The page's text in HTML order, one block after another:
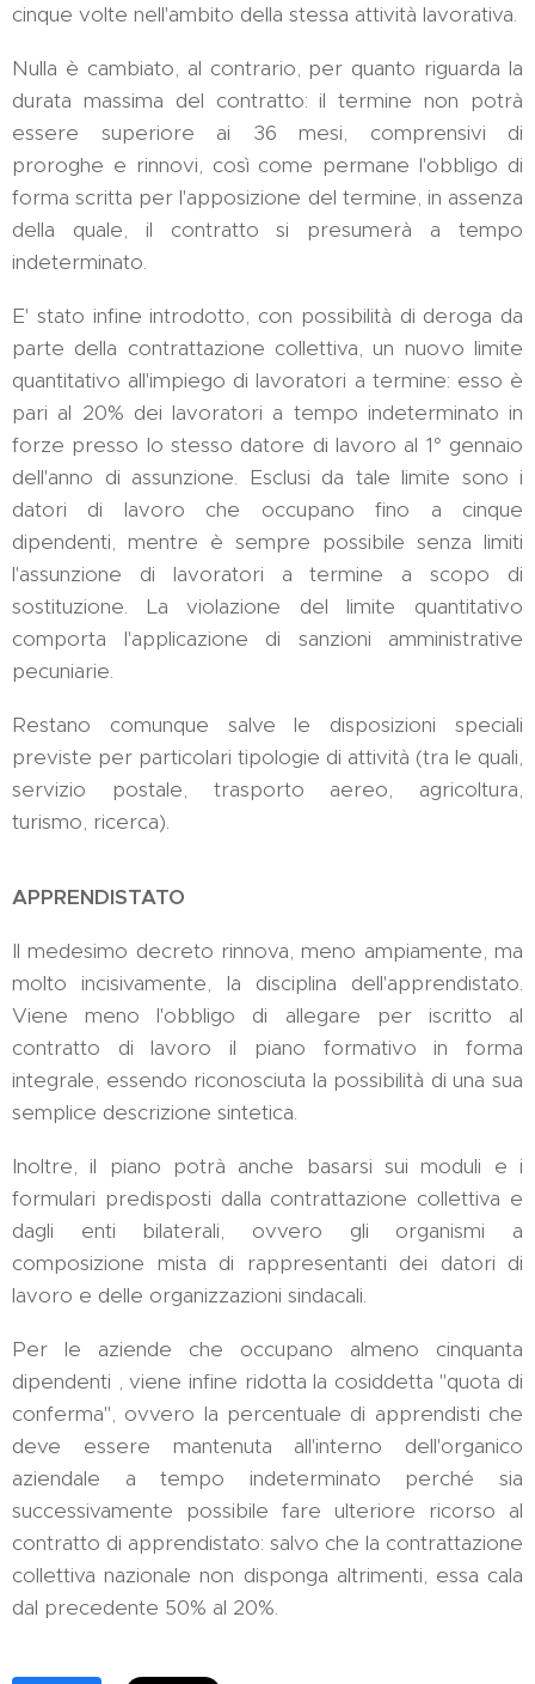
cinque volte nell'ambito della stessa attività lavorativa.
Nulla è cambiato, al contrario, per quanto riguarda la
durata massima del contratto: il termine non potrà
essere superiore ai 36 mesi, comprensivi di
proroghe e rinnovi, così come permane l'obbligo di
forma scritta per l'apposizione del termine, in assenza
della quale, il contratto si presumerà a tempo
indeterminato.
E' stato infine introdotto, con possibilità di deroga da
parte della contrattazione collettiva, un nuovo limite
quantitativo all'impiego di lavoratori a termine: esso è
pari al 20% dei lavoratori a tempo indeterminato in
forze presso lo stesso datore di lavoro al 1° gennaio
dell'anno di assunzione. Esclusi da tale limite sono i
datori di lavoro che occupano fino a cinque
dipendenti, mentre è sempre possibile senza limiti
l'assunzione di lavoratori a termine a scopo di
sostituzione. La violazione del limite quantitativo
comporta l'applicazione di sanzioni amministrative
pecuniarie.
Restano comunque salve le disposizioni speciali
previste per particolari tipologie di attività (tra le quali,
servizio postale, trasporto aereo, agricoltura,
turismo, ricerca).
APPRENDISTATO
Il medesimo decreto rinnova, meno ampiamente, ma
molto incisivamente, la disciplina dell'apprendistato.
Viene meno l'obbligo di allegare per iscritto al
contratto di lavoro il piano formativo in forma
integrale, essendo riconosciuta la possibilità di una sua
semplice descrizione sintetica.
Inoltre, il piano potrà anche basarsi sui moduli e i
formulari predisposti dalla contrattazione collettiva e
dagli enti bilaterali, ovvero gli organismi a
composizione mista di rappresentanti dei datori di
lavoro e delle organizzazioni sindacali.
Per le aziende che occupano almeno cinquanta
dipendenti , viene infine ridotta la cosiddetta "quota di
conferma", ovvero la percentuale di apprendisti che
deve essere mantenuta all'interno dell'organico
aziendale a tempo indeterminato perché sia
successivamente possibile fare ulteriore ricorso al
contratto di apprendistato: salvo che la contrattazione
collettiva nazionale non disponga altrimenti, essa cala
dal precedente 50% al 20%.